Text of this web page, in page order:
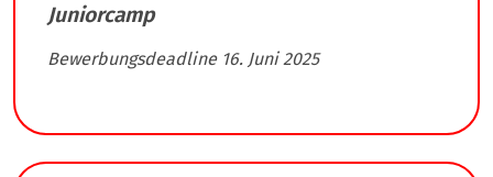
Juniorcamp
Bewerbungsdeadline 16. Juni 2025